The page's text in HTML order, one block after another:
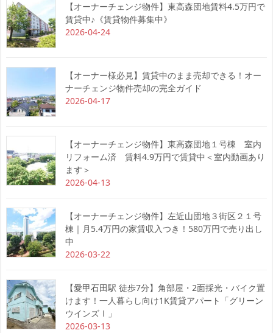
【オーナーチェンジ物件】東高森団地賃料4.5万円で
賃貸中♪《賃貸物件募集中》
2026-04-24
【オーナー様必見】賃貸中のまま売却できる！オー
ナーチェンジ物件売却の完全ガイド
2026-04-17
【オーナーチェンジ物件】東高森団地１号棟 室内
リフォーム済 賃料4.9万円で賃貸中＜室内動画あり
ます＞
2026-04-13
【オーナーチェンジ物件】左近山団地３街区２１号
棟｜月5.4万円の家賃収入つき！580万円で売り出し
中
2026-03-22
【愛甲石田駅 徒歩7分】角部屋・2面採光・バイク置
けます！一人暮らし向け1K賃貸アパート「グリーン
ウインズⅠ」
2026-03-13